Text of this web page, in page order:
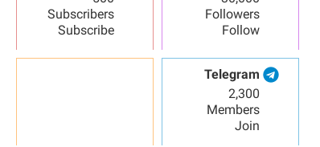
Followers
Follow
Subscribers
Subscribe
Telegram
2,300
Members
Join